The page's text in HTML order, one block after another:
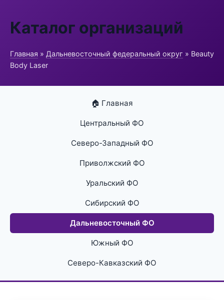
Каталог организаций
Главная » Дальневосточный федеральный округ » Beauty
Body Laser
🏠 Главная
Центральный ФО
Северо-Западный ФО
Приволжский ФО
Уральский ФО
Сибирский ФО
Дальневосточный ФО
Южный ФО
Северо-Кавказский ФО